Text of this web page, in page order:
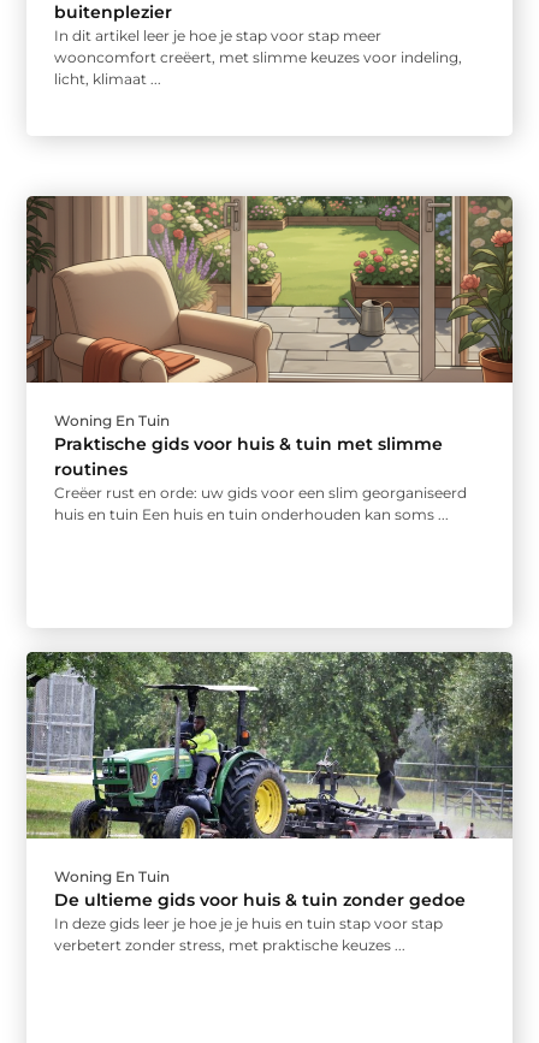
buitenplezier
In dit artikel leer je hoe je stap voor stap meer
wooncomfort creëert, met slimme keuzes voor indeling,
licht, klimaat ...
Woning En Tuin
Praktische gids voor huis & tuin met slimme
routines
Creëer rust en orde: uw gids voor een slim georganiseerd
huis en tuin Een huis en tuin onderhouden kan soms ...
Woning En Tuin
De ultieme gids voor huis & tuin zonder gedoe
In deze gids leer je hoe je je huis en tuin stap voor stap
verbetert zonder stress, met praktische keuzes ...